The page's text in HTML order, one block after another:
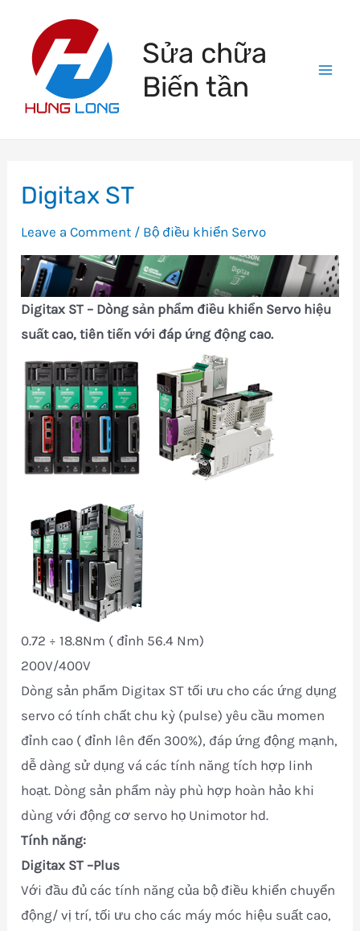
content
Sửa chữa
Biến tần
Digitax ST
Leave a Comment / Bộ điều khiển Servo
Digitax ST – Dòng sản phẩm điều khiển Servo hiệu
suất cao, tiên tiến với đáp ứng động cao.
0.72 ÷ 18.8Nm ( đỉnh 56.4 Nm)
200V/400V
Dòng sản phẩm Digitax ST tối ưu cho các ứng dụng
servo có tính chất chu kỳ (pulse) yêu cầu momen
đỉnh cao ( đỉnh lên đến 300%), đáp ứng động mạnh,
dễ dàng sử dụng vá các tính năng tích hợp linh
hoạt. Dòng sản phẩm này phù hợp hoàn hảo khi
dùng với động cơ servo họ Unimotor hd.
Tính năng:
Digitax ST –Plus
Với đầu đủ các tính năng của bộ điều khiển chuyển
động/ vị trí, tối ưu cho các máy móc hiệu suất cao,